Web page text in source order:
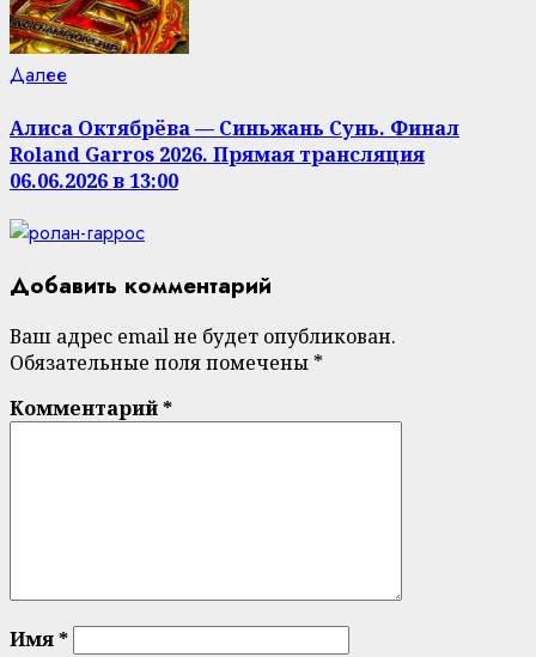
ДалееСледующая
Алиса Октябрёва — Синьжань Сунь. Финал
Roland Garros 2026. Прямая трансляция
06.06.2026 в 13:00
Добавить комментарий
Ваш адрес email не будет опубликован.
Обязательные поля помечены *
Комментарий*
Имя*